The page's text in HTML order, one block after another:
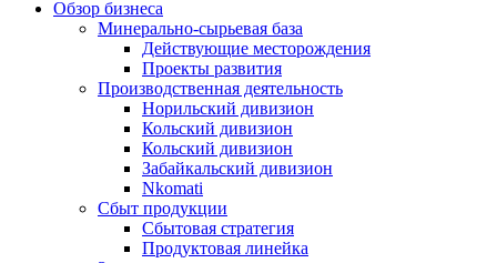
Обзор бизнеса
Минерально-сырьевая база
Действующие месторождения
Проекты развития
Производственная деятельность
Норильский дивизион
Кольский дивизион
Кольский дивизион
Забайкальский дивизион
Nkomati
Сбыт продукции
Сбытовая стратегия
Продуктовая линейка